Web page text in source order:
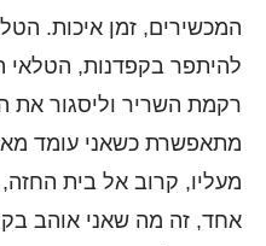
המכשירים, זמן איכות.
להיתפר בקפדנות,
רקמת השריר וליסגור את
מתאפשרת כשאני עומד
מעליו, קרוב אל בית
אחד, זה מה שאני אוהב